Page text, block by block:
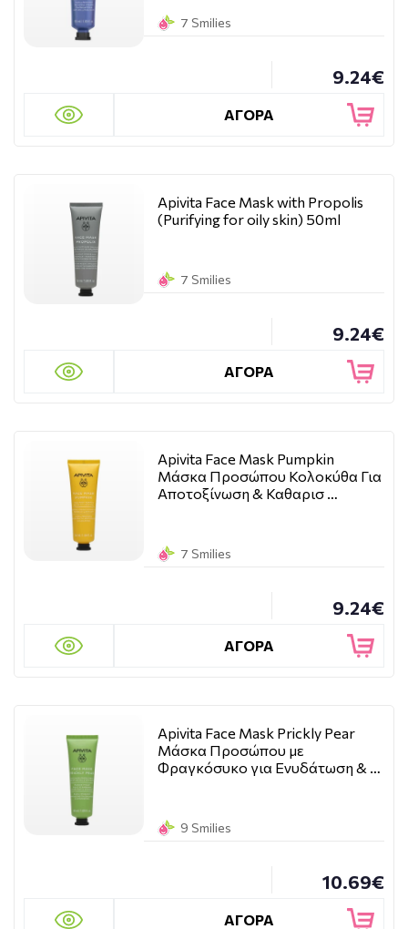
7 Smilies
9.24€
ΑΓΟΡΑ
Apivita Face Mask with Propolis
(Purifying for oily skin) 50ml
7 Smilies
9.24€
ΑΓΟΡΑ
Apivita Face Mask Pumpkin
Μάσκα Προσώπου Κολοκύθα Για
Αποτοξίνωση & Καθαρισ …
7 Smilies
9.24€
ΑΓΟΡΑ
Apivita Face Mask Prickly Pear
Μάσκα Προσώπου με
Φραγκόσυκο για Ενυδάτωση & …
9 Smilies
10.69€
ΑΓΟΡΑ